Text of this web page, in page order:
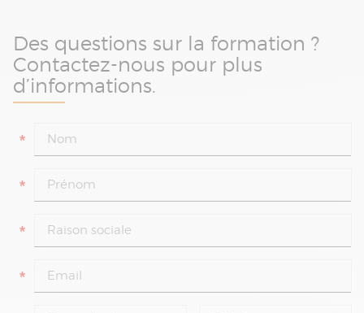
Des questions sur la formation ?
Contactez-nous pour plus
d’informations.
*
*
*
*